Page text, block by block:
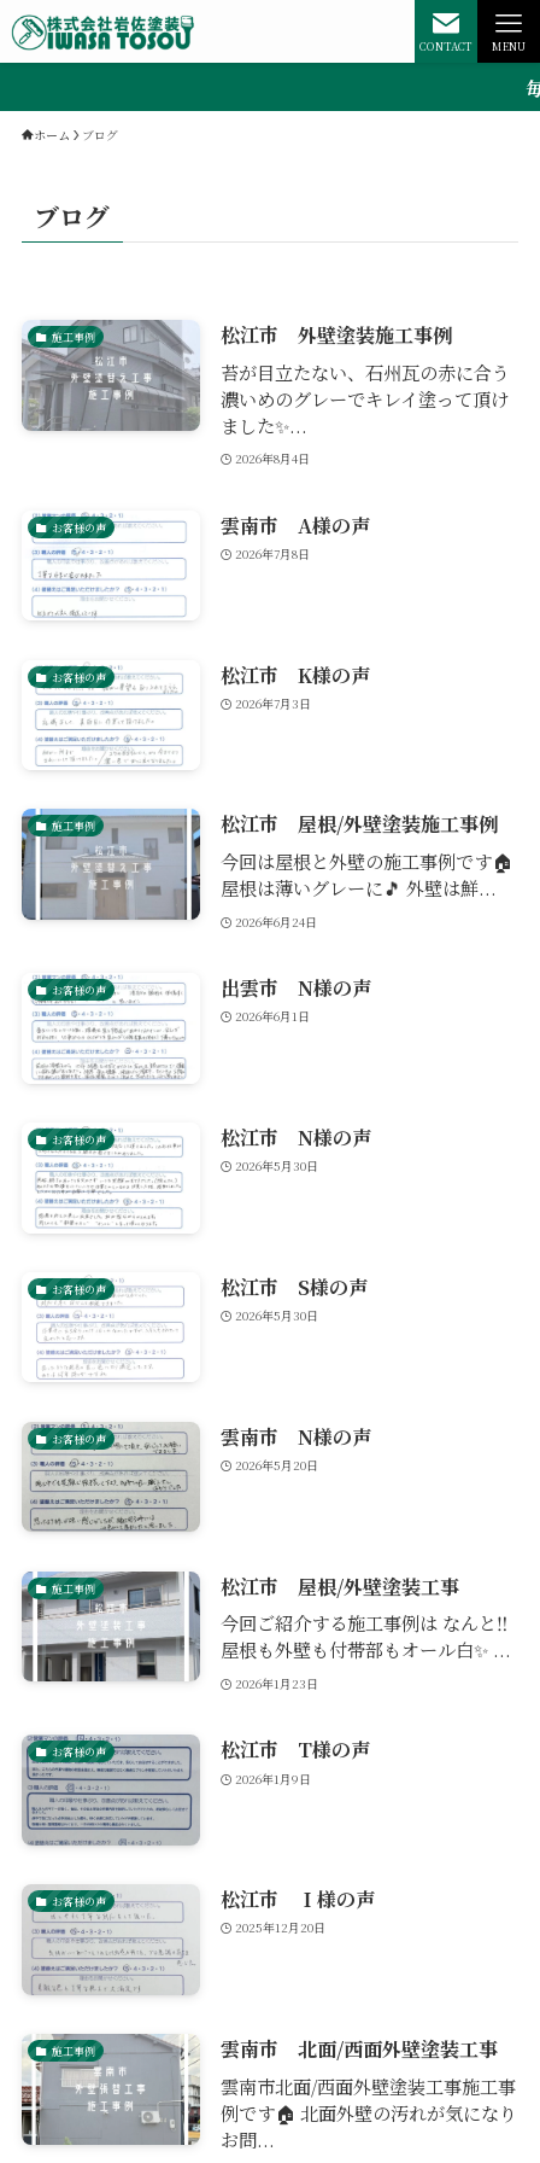
CONTACT MENU
ホーム ブログ
ブログ
施工事例 松江市 外壁塗装施工事例
苔が目立たない、石州瓦の赤に合う
濃いめのグレーでキレイ塗って頂け
ました✨...
2026年8月4日
お客様の声 雲南市 A様の声
2026年7月8日
お客様の声 松江市 K様の声
2026年7月3日
施工事例 松江市 屋根/外壁塗装施工事例
今回は屋根と外壁の施工事例です🏠
屋根は薄いグレーに🎵 外壁は鮮...
2026年6月24日
お客様の声 出雲市 N様の声
2026年6月1日
お客様の声 松江市 N様の声
2026年5月30日
お客様の声 松江市 S様の声
2026年5月30日
お客様の声 雲南市 N様の声
2026年5月20日
施工事例 松江市 屋根/外壁塗装工事
今回ご紹介する施工事例は なんと‼
屋根も外壁も付帯部もオール白✨ ...
2026年1月23日
お客様の声 松江市 T様の声
2026年1月9日
お客様の声 松江市 Ｉ様の声
2025年12月20日
施工事例 雲南市 北面/西面外壁塗装工事
雲南市北面/西面外壁塗装工事施工事
例です🏠 北面外壁の汚れが気になり
お問...